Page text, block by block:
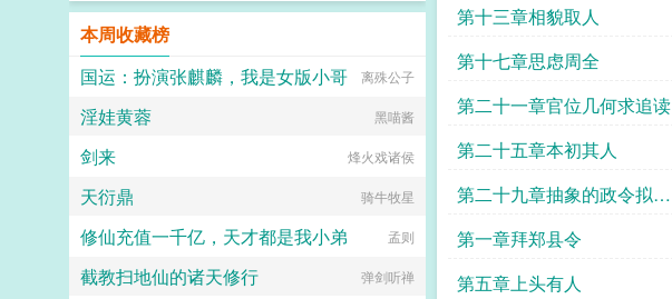
第十三章相貌取人
第十七章思虑周全
第二十一章官位几何求追读
第二十五章本初其人
第二十九章抽象的政令拟人
的刺史
第一章拜郑县令
第五章上头有人
为神清路的蓝星5s指挥长军官权昼，
遇到一个顶级疯批罪犯。想杀我？试
试接吻吗？■现耽第13个治疗师狂躁
失眠的霸总，被手段高超的pua心理
治疗师狠狠拿捏。老婆把我的精神病
本周收藏榜
国运：扮演张麒麟，我是女版小哥
离殊公子
淫娃黄蓉 黑喵酱
剑来 烽火戏诸侯
天衍鼎 骑牛牧星
修仙充值一千亿，天才都是我小弟 孟则
截教扫地仙的诸天修行 弹剑听禅